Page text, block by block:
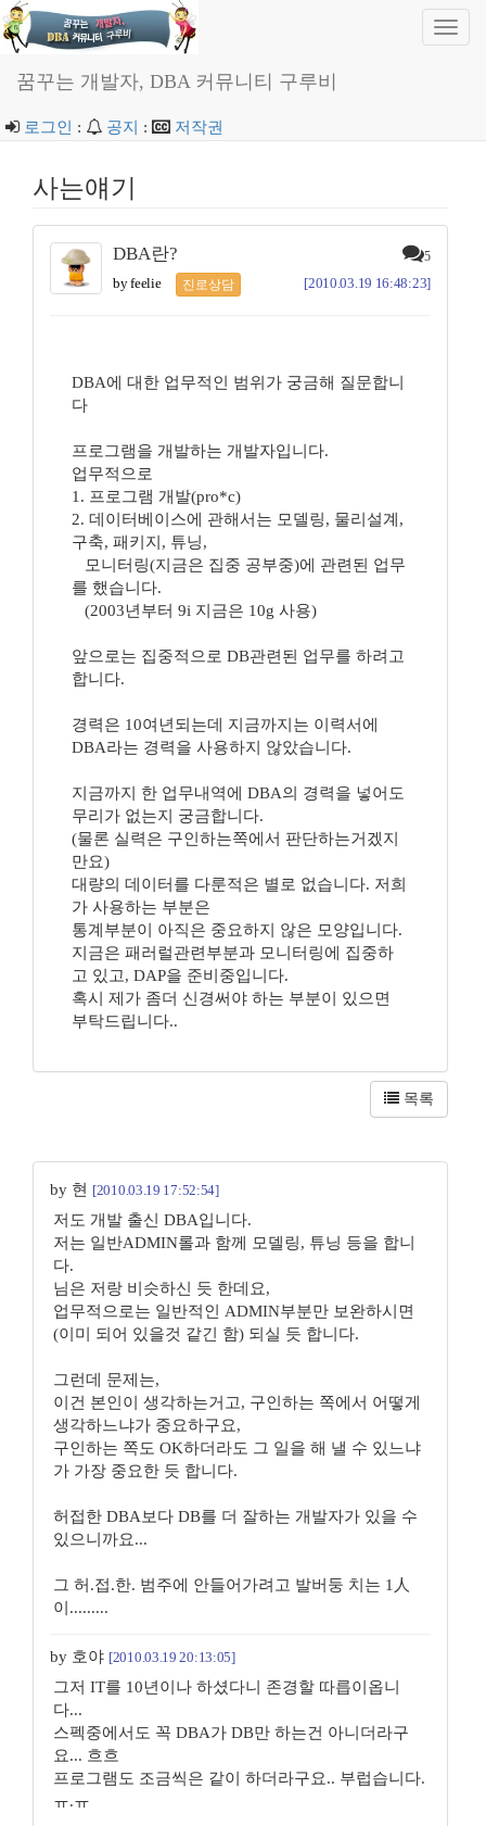
꿈꾸는 개발자, DBA 커뮤니티 구루비
로그인 : 공지 : 저작권
사는얘기
DBA란? 5
by feelie 진로상담 [2010.03.19 16:48:23]
DBA에 대한 업무적인 범위가 궁금해 질문합니
다
프로그램을 개발하는 개발자입니다.
업무적으로
1. 프로그램 개발(pro*c)
2. 데이터베이스에 관해서는 모델링, 물리설계,
구축, 패키지, 튜닝,
모니터링(지금은 집중 공부중)에 관련된 업무
를 했습니다.
(2003년부터 9i 지금은 10g 사용)
앞으로는 집중적으로 DB관련된 업무를 하려고
합니다.
경력은 10여년되는데 지금까지는 이력서에
DBA라는 경력을 사용하지 않았습니다.
지금까지 한 업무내역에 DBA의 경력을 넣어도
무리가 없는지 궁금합니다.
(물론 실력은 구인하는쪽에서 판단하는거겠지
만요)
대량의 데이터를 다룬적은 별로 없습니다. 저희
가 사용하는 부분은
통계부분이 아직은 중요하지 않은 모양입니다.
지금은 패러럴관련부분과 모니터링에 집중하
고 있고, DAP을 준비중입니다.
혹시 제가 좀더 신경써야 하는 부분이 있으면
부탁드립니다..
목록
by 현 [2010.03.19 17:52:54]
저도 개발 출신 DBA입니다.
저는 일반ADMIN롤과 함께 모델링, 튜닝 등을 합니
다.
님은 저랑 비슷하신 듯 한데요,
업무적으로는 일반적인 ADMIN부분만 보완하시면
(이미 되어 있을것 같긴 함) 되실 듯 합니다.
그런데 문제는,
이건 본인이 생각하는거고, 구인하는 쪽에서 어떻게
생각하느냐가 중요하구요,
구인하는 쪽도 OK하더라도 그 일을 해 낼 수 있느냐
가 가장 중요한 듯 합니다.
허접한 DBA보다 DB를 더 잘하는 개발자가 있을 수
있으니까요...
그 허.접.한. 범주에 안들어가려고 발버둥 치는 1人
이.........
by 호야 [2010.03.19 20:13:05]
그저 IT를 10년이나 하셨다니 존경할 따릅이옵니
다...
스펙중에서도 꼭 DBA가 DB만 하는건 아니더라구
요... 흐흐
프로그램도 조금씩은 같이 하더라구요.. 부럽습니다.
ㅠ.ㅠ